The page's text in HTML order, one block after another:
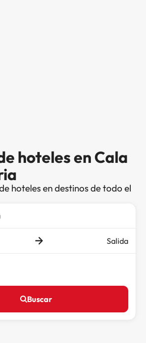
hoteles en Cala
hoteles en destinos de todo el
Salida
Buscar